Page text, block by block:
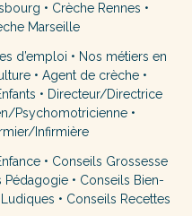
• Crèche Rennes •
Marseille
d’emploi • Nos métiers en
• Agent de crèche•
• Directeur/Directrice
Psychomotricienne•
Infirmière
• Conseils Grossesse
Pédagogie• Conseils Bien-
• Conseils Recettes